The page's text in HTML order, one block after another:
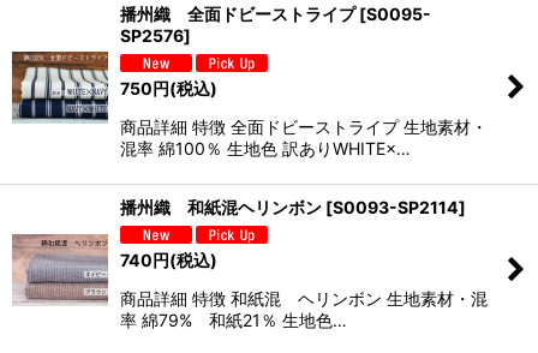
播州織 全面ドビーストライプ [S0095-
SP2576]
750円(税込)
商品詳細 特徴 全面ドビーストライプ 生地素材・
混率 綿100％ 生地色 訳ありWHITE×…
播州織 和紙混ヘリンボン [S0093-SP2114]
740円(税込)
商品詳細 特徴 和紙混 ヘリンボン 生地素材・混
率 綿79% 和紙21％ 生地色…